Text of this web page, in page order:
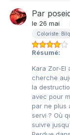
Par
le 26 mai
Coloriste:
Résumé:
Kara Zor-El
cherche
la
avec pour
par ne plus
servi ? Où
suivre